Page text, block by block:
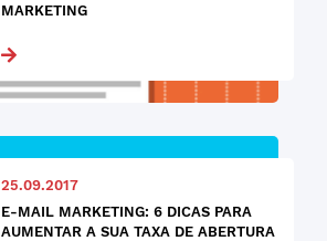
MARKETING
25.09.2017
E-MAIL MARKETING: 6 DICAS PARA
AUMENTAR A SUA TAXA DE ABERTURA